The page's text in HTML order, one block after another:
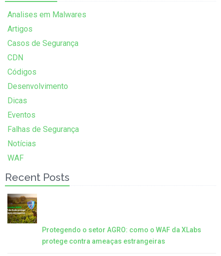
Analises em Malwares
Artigos
Casos de Segurança
CDN
Códigos
Desenvolvimento
Dicas
Eventos
Falhas de Segurança
Notícias
WAF
Recent Posts
Protegendo o setor AGRO: como o WAF da XLabs
protege contra ameaças estrangeiras